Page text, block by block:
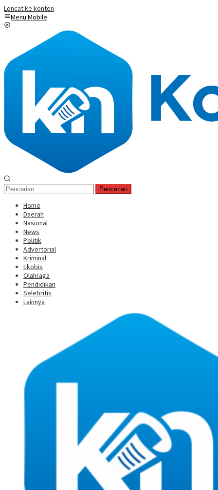
Loncat ke konten
Menu Mobile
Pencarian
Home
Daerah
Nasional
News
Politik
Advertorial
Kriminal
Ekobis
Olahraga
Pendidikan
Selebritis
Lainnya